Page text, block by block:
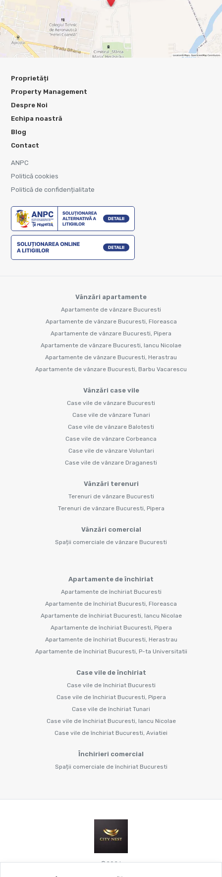
Proprietăți
Property Management
Despre Noi
Echipa noastră
Blog
Contact
ANPC
Politică cookies
Politică de confidențialitate
Vânzări apartamente
Apartamente de vânzare Bucuresti
Apartamente de vânzare Bucuresti, Floreasca
Apartamente de vânzare Bucuresti, Pipera
Apartamente de vânzare Bucuresti, Iancu Nicolae
Apartamente de vânzare Bucuresti, Herastrau
Apartamente de vânzare Bucuresti, Barbu Vacarescu
Vânzări case vile
Case vile de vânzare Bucuresti
Case vile de vânzare Tunari
Case vile de vânzare Balotesti
Case vile de vânzare Corbeanca
Case vile de vânzare Voluntari
Case vile de vânzare Draganesti
Vânzări terenuri
Terenuri de vânzare Bucuresti
Terenuri de vânzare Bucuresti, Pipera
Vânzări comercial
Spații comerciale de vânzare Bucuresti
Apartamente de închiriat
Apartamente de închiriat Bucuresti
Apartamente de închiriat Bucuresti, Floreasca
Apartamente de închiriat Bucuresti, Iancu Nicolae
Apartamente de închiriat Bucuresti, Pipera
Apartamente de închiriat Bucuresti, Herastrau
Apartamente de închiriat Bucuresti, P-ta Universitatii
Case vile de închiriat
Case vile de închiriat Bucuresti
Case vile de închiriat Bucuresti, Pipera
Case vile de închiriat Tunari
Case vile de închiriat Bucuresti, Iancu Nicolae
Case vile de închiriat Bucuresti, Aviatiei
Închirieri comercial
Spații comerciale de închiriat Bucuresti
©2026